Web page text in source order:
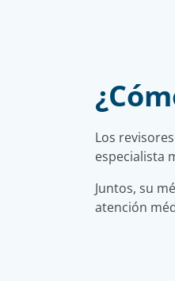
Los
especialista
Juntos, su
atención